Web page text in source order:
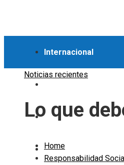
Internacional
Ciencia y tecnología
Cultura y ocio
Noticias recientes
Lo que
Home
Responsabilidad Social